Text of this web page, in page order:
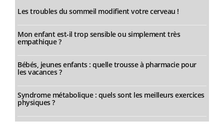
Les troubles du sommeil modifient votre cerveau !
Mon enfant est-il trop sensible ou simplement très
empathique ?
Bébés, jeunes enfants : quelle trousse à pharmacie pour
les vacances ?
Syndrome métabolique : quels sont les meilleurs exercices
physiques ?